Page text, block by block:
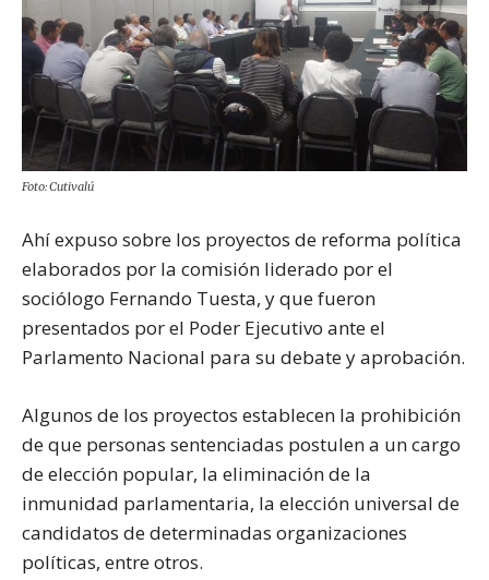
Foto: Cutivalú
Ahí expuso sobre los proyectos de reforma política
elaborados por la comisión liderado por el
sociólogo Fernando Tuesta, y que fueron
presentados por el Poder Ejecutivo ante el
Parlamento Nacional para su debate y aprobación.
Algunos de los proyectos establecen la prohibición
de que personas sentenciadas postulen a un cargo
de elección popular, la eliminación de la
inmunidad parlamentaria, la elección universal de
candidatos de determinadas organizaciones
políticas, entre otros.